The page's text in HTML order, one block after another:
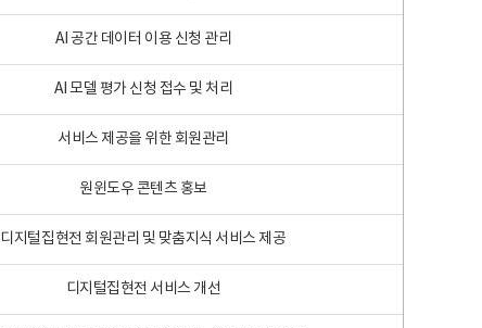
AI 공간 데이터 이용 신청 관리
AI 모델 평가 신청 접수 및 처리
서비스 제공을 위한 회원관리
원윈도우 콘텐츠 홍보
디지털집현전 회원관리 및 맞춤지식 서비스 제공
디지털집현전 서비스 개선